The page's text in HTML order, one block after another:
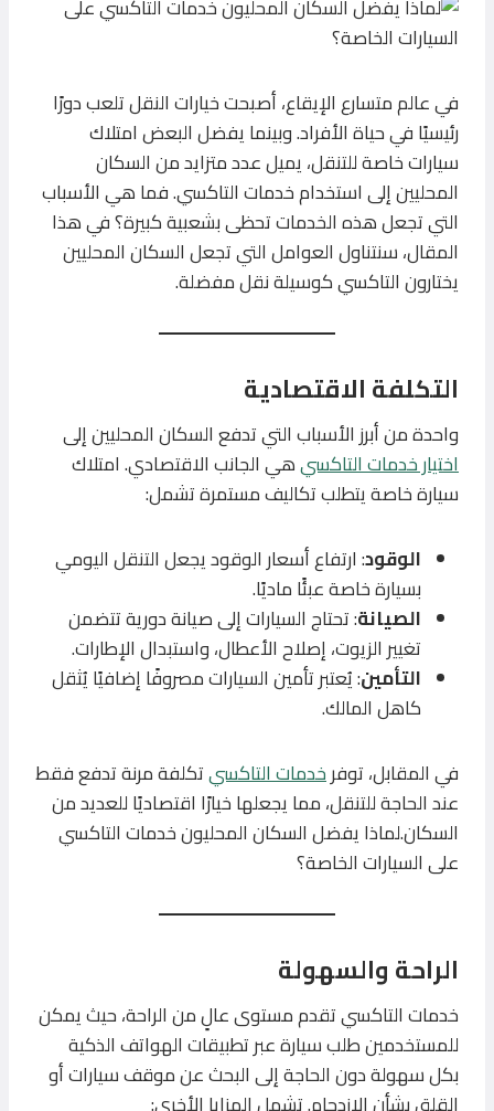
في عالم متسارع الإيقاع، أصبحت خيارات النقل تلعب دورًا
رئيسيًا في حياة الأفراد. وبينما يفضل البعض امتلاك
سيارات خاصة للتنقل، يميل عدد متزايد من السكان
المحليين إلى استخدام خدمات التاكسي. فما هي الأسباب
التي تجعل هذه الخدمات تحظى بشعبية كبيرة؟ في هذا
المقال، سنتناول العوامل التي تجعل السكان المحليين
يختارون التاكسي كوسيلة نقل مفضلة.
التكلفة الاقتصادية
واحدة من أبرز الأسباب التي تدفع السكان المحليين إلى
اختيار خدمات التاكسيهي الجانب الاقتصادي. امتلاك
سيارة خاصة يتطلب تكاليف مستمرة تشمل:
الوقود: ارتفاع أسعار الوقود يجعل التنقل اليومي
بسيارة خاصة عبئًا ماديًا.
الصيانة: تحتاج السيارات إلى صيانة دورية تتضمن
تغيير الزيوت، إصلاح الأعطال، واستبدال الإطارات.
التأمين: يُعتبر تأمين السيارات مصروفًا إضافيًا يُثقل
كاهل المالك.
في المقابل، توفرخدمات التاكسيتكلفة مرنة تدفع فقط
عند الحاجة للتنقل، مما يجعلها خيارًا اقتصاديًا للعديد من
السكان.لماذا يفضل السكان المحليون خدمات التاكسي
على السيارات الخاصة؟
الراحة والسهولة
خدمات التاكسي تقدم مستوى عالٍ من الراحة، حيث يمكن
للمستخدمين طلب سيارة عبر تطبيقات الهواتف الذكية
بكل سهولة دون الحاجة إلى البحث عن موقف سيارات أو